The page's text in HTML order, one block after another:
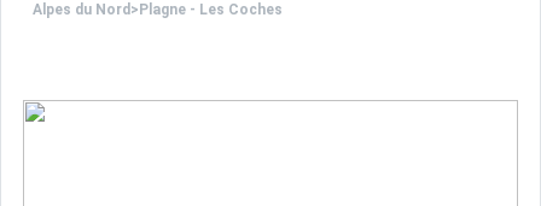
Alpes du Nord > Plagne - Les Coches